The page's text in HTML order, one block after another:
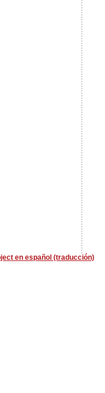
en español (traducción)